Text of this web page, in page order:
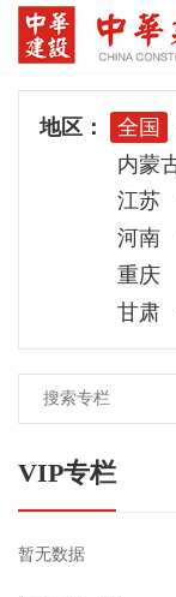
地区： 全国
内蒙
江苏
河南
重庆
甘肃
VIP专栏
暂无数据